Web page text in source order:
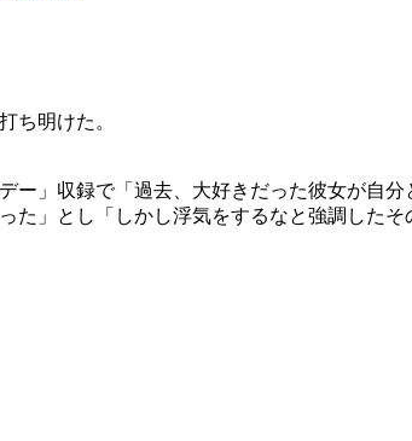
ち明けた。
ー」収録で「過去、大好きだった彼女が自
た」とし「しかし浮気をするなと強調した